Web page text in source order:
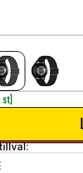
st)